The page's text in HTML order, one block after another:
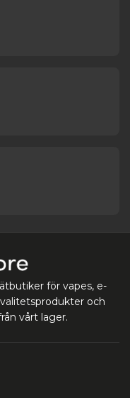
för vapes, e-
och
vårt lager.